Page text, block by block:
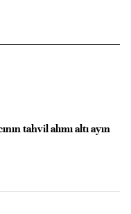
tahvil alımı altı ayın